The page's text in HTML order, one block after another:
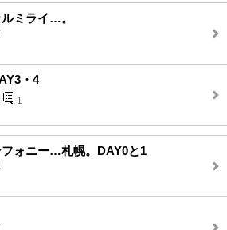
ミライ…。
・4
1
ォニー…札幌。DAY0と1